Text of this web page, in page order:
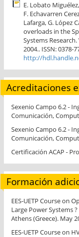
E. Lobato
F. Echavarren
Lafarga, G. López
overloads in the
Systems
2004.. ISSN: 0378-
http://
Acreditaciones
Sexenio Campo 6.2 -
Comunicación,
Sexenio Campo 6.2 -
Comunicación,
Certificación ACAP -
Formación
EES-UETP Course on
Large Power Systems
Athens (Greece). May
EES-UETP Course on